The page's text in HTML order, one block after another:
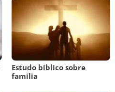
Estudo bíblico sobre
família